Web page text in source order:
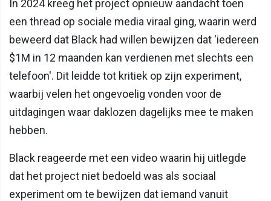
In 2024 kreeg het project opnieuw aandacht toen
een thread op sociale media viraal ging, waarin werd
beweerd dat Black had willen bewijzen dat 'iedereen
$1M in 12 maanden kan verdienen met slechts een
telefoon'. Dit leidde tot kritiek op zijn experiment,
waarbij velen het ongevoelig vonden voor de
uitdagingen waar daklozen dagelijks mee te maken
hebben.
Black reageerde met een video waarin hij uitlegde
dat het project niet bedoeld was als sociaal
experiment om te bewijzen dat iemand vanuit